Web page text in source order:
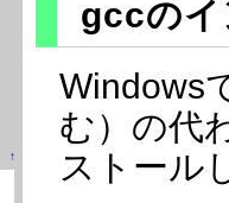
↑
gccのイ
Windows
む）の代
ストール